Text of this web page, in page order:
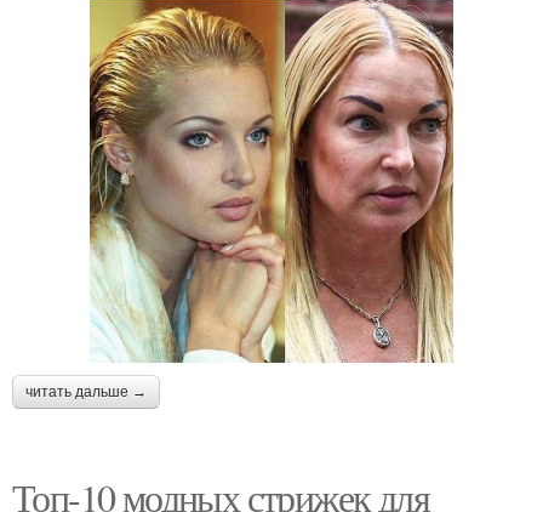
читать дальше →
Топ-10 модных стрижек для